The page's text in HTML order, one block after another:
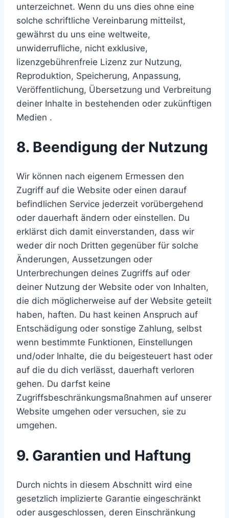
unterzeichnet. Wenn du uns dies ohne eine
solche schriftliche Vereinbarung mitteilst,
gewährst du uns eine weltweite,
unwiderrufliche, nicht exklusive,
lizenzgebührenfreie Lizenz zur Nutzung,
Reproduktion, Speicherung, Anpassung,
Veröffentlichung, Übersetzung und Verbreitung
deiner Inhalte in bestehenden oder zukünftigen
Medien .
8. Beendigung der Nutzung
Wir können nach eigenem Ermessen den
Zugriff auf die Website oder einen darauf
befindlichen Service jederzeit vorübergehend
oder dauerhaft ändern oder einstellen. Du
erklärst dich damit einverstanden, dass wir
weder dir noch Dritten gegenüber für solche
Änderungen, Aussetzungen oder
Unterbrechungen deines Zugriffs auf oder
deiner Nutzung der Website oder von Inhalten,
die dich möglicherweise auf der Website geteilt
haben, haften. Du hast keinen Anspruch auf
Entschädigung oder sonstige Zahlung, selbst
wenn bestimmte Funktionen, Einstellungen
und/oder Inhalte, die du beigesteuert hast oder
auf die du dich verlässt, dauerhaft verloren
gehen. Du darfst keine
Zugriffsbeschränkungsmaßnahmen auf unserer
Website umgehen oder versuchen, sie zu
umgehen.
9. Garantien und Haftung
Durch nichts in diesem Abschnitt wird eine
gesetzlich implizierte Garantie eingeschränkt
oder ausgeschlossen, deren Einschränkung